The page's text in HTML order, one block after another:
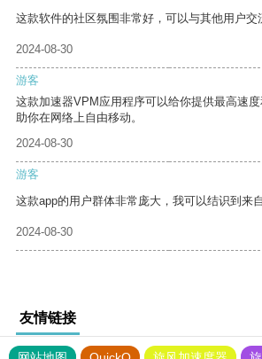
这款软件的社区氛围非常好，可以与其他用户交
2024-08-30
游客
这款加速器VPM应用程序可以给你提供最高速
助你在网络上自由移动。
2024-08-30
游客
这款app的用户群体非常庞大，我可以结识到来
2024-08-30
友情链接